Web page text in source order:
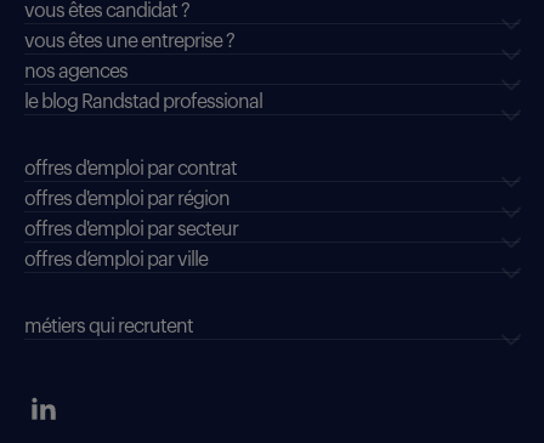
vous êtes candidat ?
vous êtes une entreprise ?
nos agences
le blog Randstad professional
offres d'emploi par contrat
offres d'emploi par région
offres d'emploi par secteur
offres d’emploi par ville
métiers qui recrutent